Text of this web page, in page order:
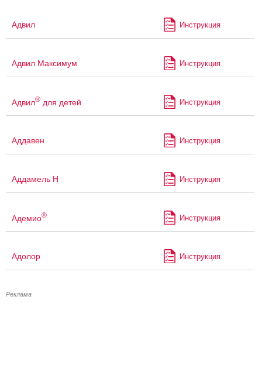
Адвил Инструкция
Адвил Максимум Инструкция
Адвил® для детей Инструкция
Аддавен Инструкция
Аддамель Н Инструкция
Адемио® Инструкция
Адолор Инструкция
Реклама